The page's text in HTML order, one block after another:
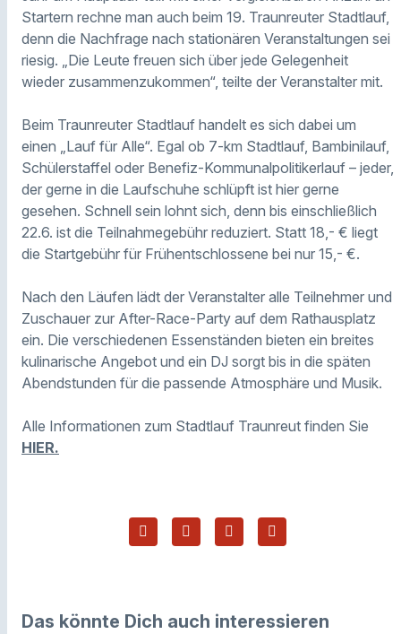
Startern rechne man auch beim 19. Traunreuter Stadtlauf,
denn die Nachfrage nach stationären Veranstaltungen sei
riesig. „Die Leute freuen sich über jede Gelegenheit
wieder zusammenzukommen“, teilte der Veranstalter mit.
Beim Traunreuter Stadtlauf handelt es sich dabei um
einen „Lauf für Alle“. Egal ob 7-km Stadtlauf, Bambinilauf,
Schülerstaffel oder Benefiz-Kommunalpolitikerlauf – jeder,
der gerne in die Laufschuhe schlüpft ist hier gerne
gesehen. Schnell sein lohnt sich, denn bis einschließlich
22.6. ist die Teilnahmegebühr reduziert. Statt 18,- € liegt
die Startgebühr für Frühentschlossene bei nur 15,- €.
Nach den Läufen lädt der Veranstalter alle Teilnehmer und
Zuschauer zur After-Race-Party auf dem Rathausplatz
ein. Die verschiedenen Essenständen bieten ein breites
kulinarische Angebot und ein DJ sorgt bis in die späten
Abendstunden für die passende Atmosphäre und Musik.
Alle Informationen zum Stadtlauf Traunreut finden Sie
HIER.
Das könnte Dich auch interessieren